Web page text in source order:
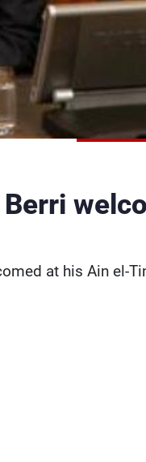
Berri
at his Ain el-